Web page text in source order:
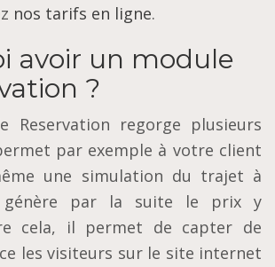
nos tarifs en ligne.
avoir un module
?
Reservation regorge plusieurs
par exemple à votre client
une simulation du trajet à
par la suite le prix y
cela, il permet de capter de
les visiteurs sur le site internet